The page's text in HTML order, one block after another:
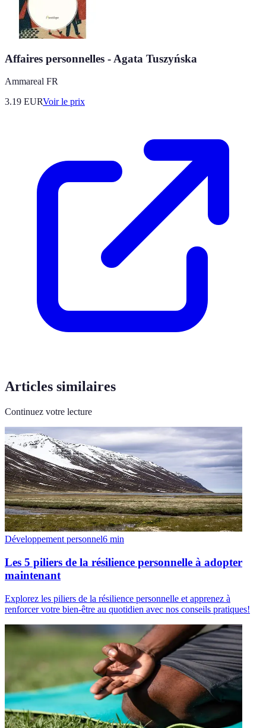
Affaires personnelles - Agata Tuszyńska
Ammareal FR
3.19 EURVoir le prix
Articles similaires
Continuez votre lecture
Développement personnel6 min
Les 5 piliers de la résilience personnelle à adopter
maintenant
Explorez les piliers de la résilience personnelle et apprenez à
renforcer votre bien-être au quotidien avec nos conseils pratiques!